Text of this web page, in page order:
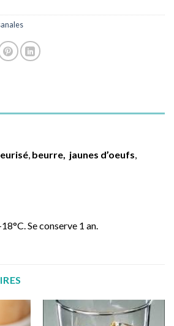
beurre, jaunes d’oeufs
Se conserve 1 an.